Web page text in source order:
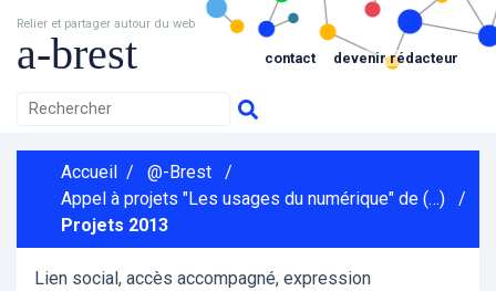
Relier et partager autour du web
a-brest contact devenir rédacteur
Accueil / @-Brest
/
Appel à projets "Les usages du numérique" de (…)
/
Projets 2013
Lien social, accès accompagné, expression